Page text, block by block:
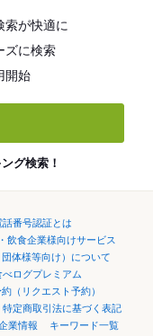
索が快適に
ズに検索
開始
グ検索！
話番号認証とは
飲食企業様向けサービス
体様等向け）について
べログプレミアム
（リクエスト予約）
特定商取引法に基づく表記
業情報
キーワード一覧